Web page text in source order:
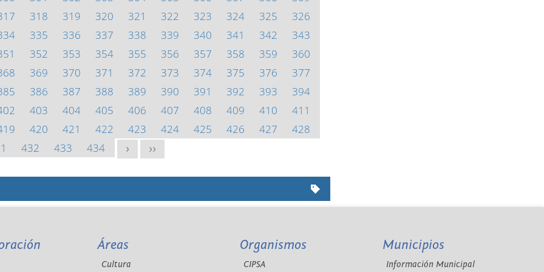
318 319 320 321 322 323 324 325
326
335 336 337 338 339 340 341 342
343
352 353 354 355 356 357 358 359
360
369 370 371 372 373 374 375 376
377
386 387 388 389 390 391 392 393
394
403 404 405 406 407 408 409 410
411
420 421 422 423 424 425 426 427
428
432 433 434 > >>
Áreas
Cultura
Organismos
CIPSA
Municipios
Información Municipal